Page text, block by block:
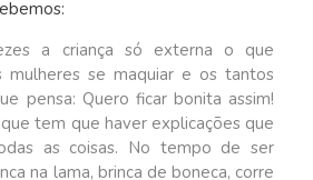
a criança só externa o que
mulheres se maquiar e os tantos
pensa: Quero ficar bonita assim!
tem que haver explicações que
as coisas. No tempo de ser
na lama, brinca de boneca, corre